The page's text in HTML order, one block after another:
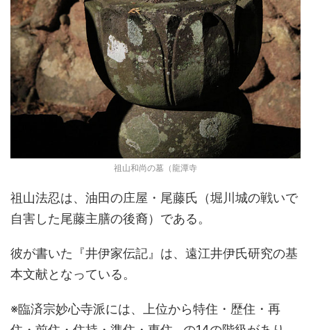
祖山和尚の墓（龍潭寺
祖山法忍は、油田の庄屋・尾藤氏（堀川城の戦いで
自害した尾藤主膳の後裔）である。
彼が書いた『井伊家伝記』は、遠江井伊氏研究の基
本文献となっている。
※臨済宗妙心寺派には、上位から特住・歴住・再